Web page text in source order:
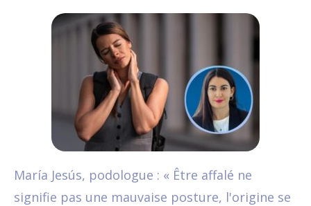
María Jesús, podologue : « Être affalé ne
signifie pas une mauvaise posture, l'origine se